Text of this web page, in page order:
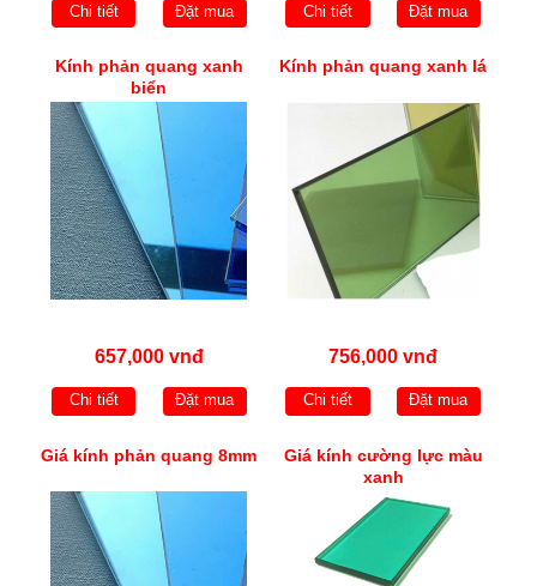
Chi tiết Đặt mua Chi tiết Đặt mua
Kính phản quang xanh
biển
657,000 vnđ
Chi tiết Đặt mua
Kính phản quang xanh lá
756,000 vnđ
Chi tiết Đặt mua
Giá kính phản quang 8mm
Giá kính cường lực màu
xanh